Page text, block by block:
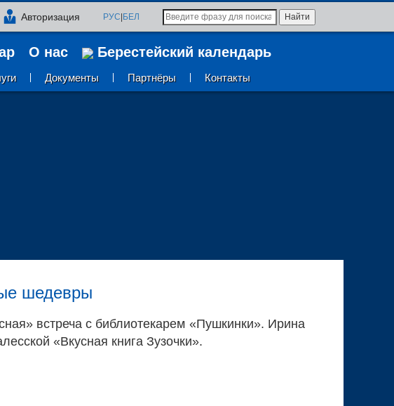
Авторизация РУС|БЕЛ
О нас Берестейский календарь
Документы Партнёры Контакты
шедевры
встреча с библиотекарем «Пушкинки». Ирина
«Вкусная книга Зузочки».